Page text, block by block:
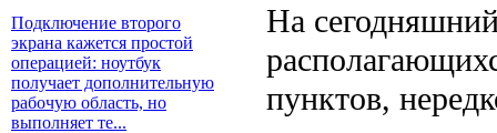
Подключение второго
экрана кажется простой
операцией: ноутбук
получает дополнительную
рабочую область, но
выполняет те...
На
пунктов,